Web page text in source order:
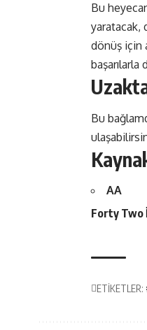
Bu
yaratacak,
dönüş için
Bu
AA
Forty Two
ETİKETLER: